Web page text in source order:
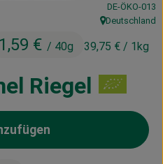
Riegel
1,59 € / 40g 39,75 € / 1kg
,DE-ÖKO-013
, Herkunft:
Deutschland
Produkt zum Warenkorb